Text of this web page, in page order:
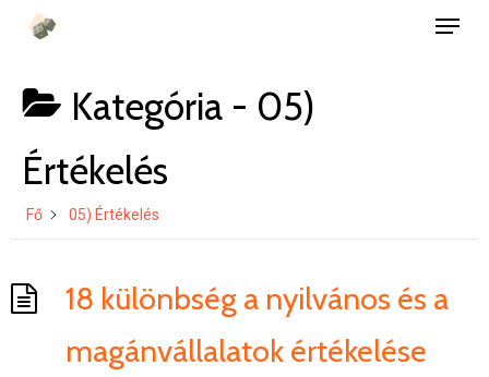
Ugrás
tartalomra
Menü
Kategória - 05)
Értékelés
Fő 05) Értékelés
18 különbség a nyilvános és a
magánvállalatok értékelése